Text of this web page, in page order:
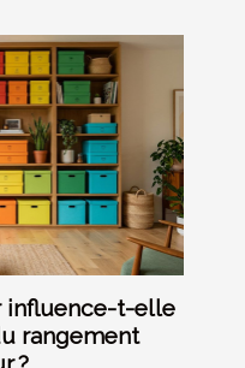
influence-t-elle
rangement